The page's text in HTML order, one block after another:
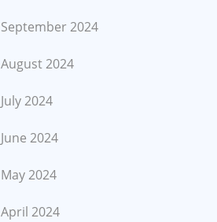
September 2024
August 2024
July 2024
June 2024
May 2024
April 2024